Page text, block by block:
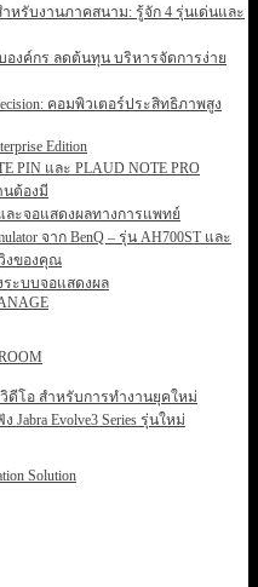
สำหรับงานภาคสนาม: รู้จัก 4 รุ่นเด่นและ
องค์กร ลดต้นทุน บริหารจัดการง่าย
คอมพิวเตอร์ประสิทธิภาพสูง
Edition
PIN และ PLAUD NOTE PRO
นต้องมี
ละจอแสดงผลทางการแพทย์
จาก BenQ – รุ่น AH700ST และ
งของคุณ
ระบบจอแสดงผล
ดีโอ สำหรับการทำงานยุคใหม่
Jabra Evolve3 Series รุ่นใหม่
Solution